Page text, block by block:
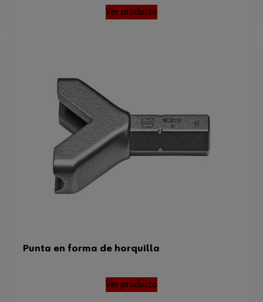
Ver producto
Punta en forma de horquilla
Ver producto